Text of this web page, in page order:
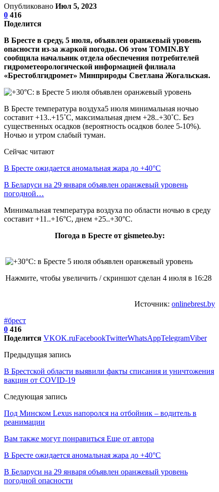
Опубликовано Июл 5, 2023
0 416
Поделится
В Бресте в среду, 5 июля, объявлен оранжевый уровень
опасности из-за жаркой погоды. Об этом TOMIN.BY
сообщила начальник отдела обеспечения потребителей
гидрометеорологической информацией филиала
«Брестоблгидромет» Минприроды Светлана Жогальская.
В Бресте температура воздуха5 июля минимальная ночью
составит +13..+15˚С, максимальная днем +28..+30˚С. Без
существенных осадков (вероятность осадков более 5-10%).
Ночью и утром слабый туман.
Сейчас читают
В Бресте ожидается аномальная жара до +40°C
В Беларуси на 29 января объявлен оранжевый уровень
погодной…
Минимальная температура воздуха по области ночью в среду
составит +11..+16°С, днем +25..+30°С.
Погода в Бресте от gismeteo.by:
Нажмите, чтобы увеличить / скриншот сделан 4 июля в 16:28
Источник: onlinebrest.by
#брест
0 416
Поделится VKOK.ruFacebookTwitterWhatsAppTelegramViber
Предыдущая запись
В Брестской области выявили факты списания и уничтожения
вакцин от COVID-19
Следующая запись
Под Минском Lexus напоролся на отбойник – водитель в
реанимации
Вам также могут понравиться Еще от автора
В Бресте ожидается аномальная жара до +40°C
В Беларуси на 29 января объявлен оранжевый уровень
погодной опасности